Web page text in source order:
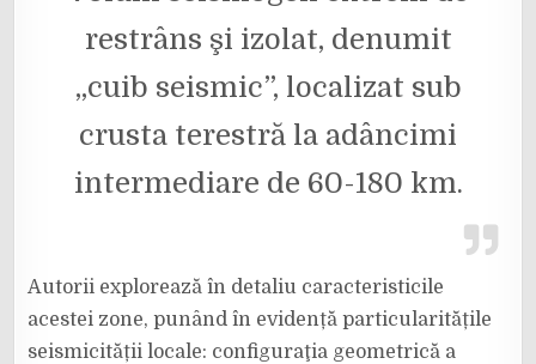
restrâns şi izolat, denumit
„cuib seismic”, localizat sub
crusta terestră la adâncimi
intermediare de 60-180 km.
Autorii explorează în detaliu caracteristicile
acestei zone, punând în evidență particularitățile
seismicității locale: configuraţia geometrică a